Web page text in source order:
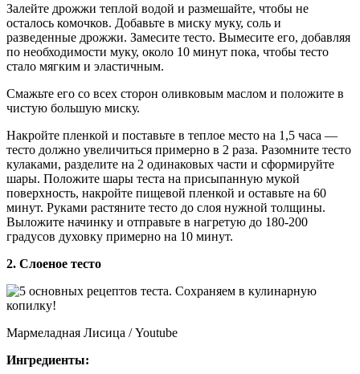
Залейте дрожжи теплой водой и размешайте, чтобы не
осталось комочков. Добавьте в миску муку, соль и
разведенные дрожжи. Замесите тесто. Вымесите его, добавляя
по необходимости муку, около 10 минут пока, чтобы тесто
стало мягким и эластичным.
Смажьте его со всех сторон оливковым маслом и положите в
чистую большую миску.
Накройте пленкой и поставьте в теплое место на 1,5 часа —
тесто должно увеличиться примерно в 2 раза. Разомните тесто
кулаками, разделите на 2 одинаковых части и сформируйте
шары. Положите шары теста на присыпанную мукой
поверхность, накройте пищевой пленкой и оставьте на 60
минут. Руками растяните тесто до слоя нужной толщины.
Выложите начинку и отправьте в нагретую до 180-200
градусов духовку примерно на 10 минут.
2. Слоеное тесто
Мармеладная Лисица / Youtube
Ингредиенты: